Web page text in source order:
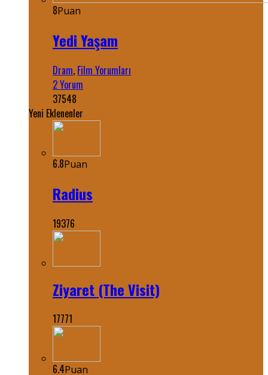
8Puan
Yedi Yaşam
Dram, Film Yorumları
2 Yorum
37548
Yeni Eklenenler
6.8Puan
Radius
19376
Ziyaret (The Visit)
17771
6.4Puan